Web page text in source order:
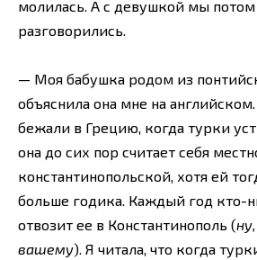
молилась. А с девушкой мы потом
разговорились.
— Моя бабушка родом из
объяснила она мне на
бежали в Грецию, когда турки
она до сих пор считает себя
константинопольской, хотя ей
больше годика. Каждый год кто-
отвозит ее в Константинополь (
вашему). Я читала, что когда